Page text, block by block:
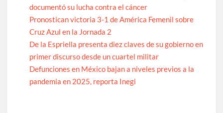
documentó su lucha contra el cáncer
Pronostican victoria 3-1 de América Femenil sobre
Cruz Azul en la Jornada 2
De la Espriella presenta diez claves de su gobierno en
primer discurso desde un cuartel militar
Defunciones en México bajan a niveles previos a la
pandemia en 2025, reporta Inegi